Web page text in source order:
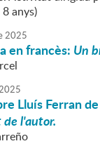
anys)
2025
en francès: Un
Lluís Ferran
l'autor.